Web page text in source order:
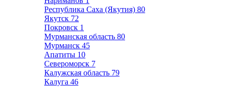
Республика Саха (Якутия) 80
Якутск 72
Покровск 1
Мурманская область 80
Мурманск 45
Апатиты 10
Североморск 7
Калужская область 79
Калуга 46